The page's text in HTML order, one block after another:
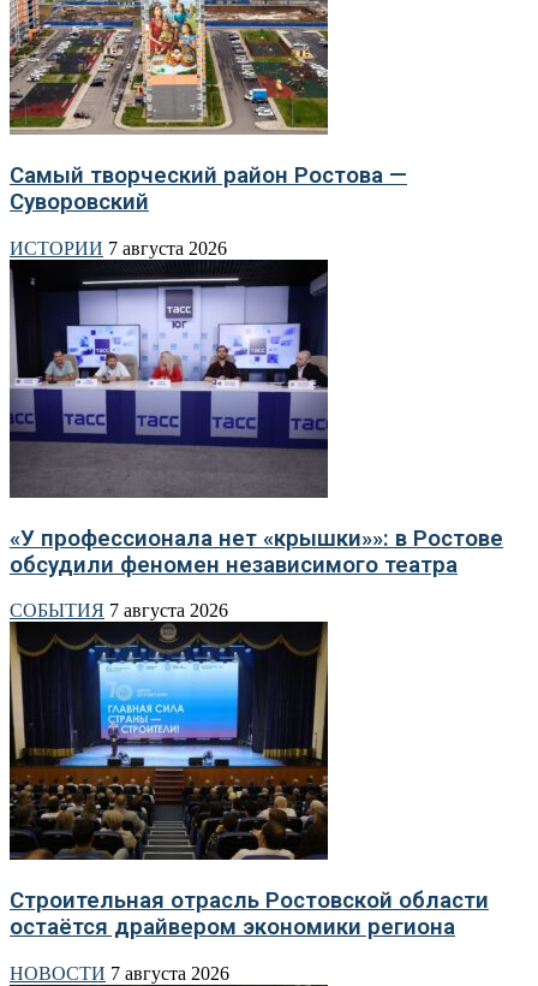
Самый творческий район Ростова —
Суворовский
ИСТОРИИ 7 августа 2026
«У профессионала нет «крышки»»: в Ростове
обсудили феномен независимого театра
СОБЫТИЯ 7 августа 2026
Строительная отрасль Ростовской области
остаётся драйвером экономики региона
НОВОСТИ 7 августа 2026